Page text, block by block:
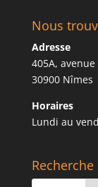
Nous
Adresse
405A,
30900 Nîmes
Horaires
Lundi au
Recherche